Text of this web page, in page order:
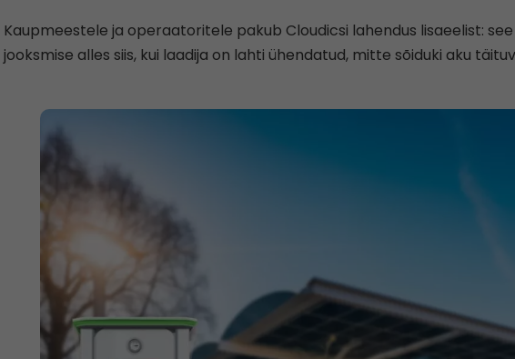
Kaupmeestele ja operaatoritele pakub Cloudicsi lahendus lisaeelist:
jooksmise alles siis, kui laadija on lahti ühendatud, mitte sõiduki aku